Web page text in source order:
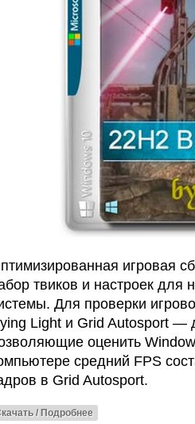
игровая
твиков и настроек для
Для проверки
Light и Grid Autosport —
оценить
средний FPS
в Grid Autosport.
/ Подробнее